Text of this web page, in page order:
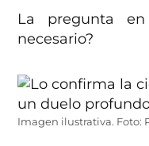
La pregunta
necesario?
Imagen ilustrativa. Foto: